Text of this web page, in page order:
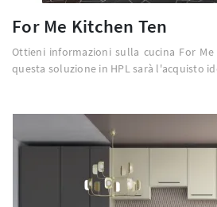
For Me Kitchen Ten
Ottieni informazioni sulla cucina For
questa soluzione in HPL sarà l'acquisto